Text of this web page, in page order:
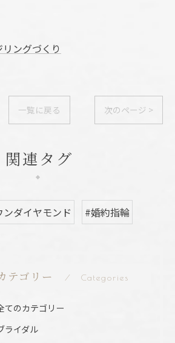
ングづくり
一覧に戻る 次のページ >
関連タグ
ダイヤモンド #婚約指輪
テゴリー Categories
てのカテゴリー
ライダル